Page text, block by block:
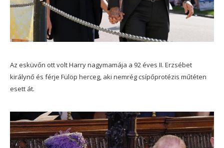
Az esküvőn ott volt Harry nagymamája a 92 éves II. Erzsébet
királynő és férje Fülöp herceg, aki nemrég csípőprotézis műtéten
esett át.